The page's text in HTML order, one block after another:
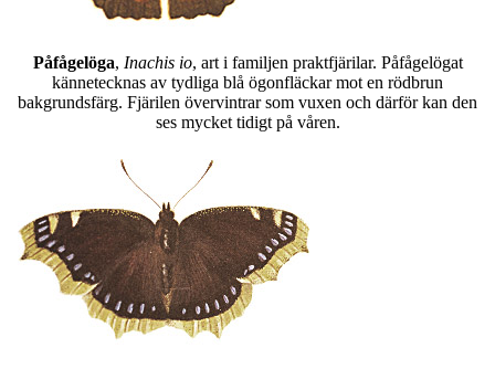
Påfågelöga, Inachis io, art i familjen praktfjärilar. Påfågelögat
kännetecknas av tydliga blå ögonfläckar mot en rödbrun
bakgrundsfärg. Fjärilen övervintrar som vuxen och därför kan den
ses mycket tidigt på våren.